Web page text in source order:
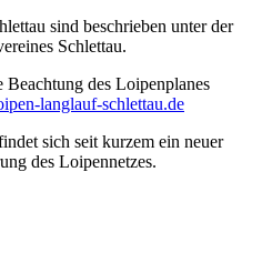
sind beschrieben unter der
Schlettau.
des Loipenplanes
langlauf-schlettau.de
sich seit kurzem ein neuer
des Loipennetzes.